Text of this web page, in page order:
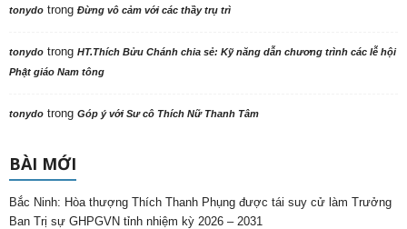
tonydo trong Đừng vô cảm với các thầy trụ trì
tonydo trong HT.Thích Bửu Chánh chia sẻ: Kỹ năng dẫn chương trình các lễ hội
Phật giáo Nam tông
tonydo trong Góp ý với Sư cô Thích Nữ Thanh Tâm
BÀI MỚI
Bắc Ninh: Hòa thượng Thích Thanh Phụng được tái suy cử làm Trưởng
Ban Trị sự GHPGVN tỉnh nhiệm kỳ 2026 – 2031